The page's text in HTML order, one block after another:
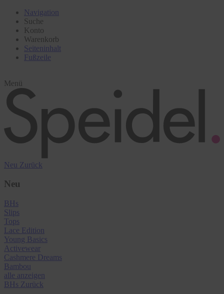
Navigation
Suche
Konto
Warenkorb
Seiteninhalt
Fußzeile
Menü
Neu Zurück
Neu
BHs
Slips
Tops
Lace Edition
Young Basics
Activewear
Cashmere Dreams
Bambou
alle anzeigen
BHs Zurück